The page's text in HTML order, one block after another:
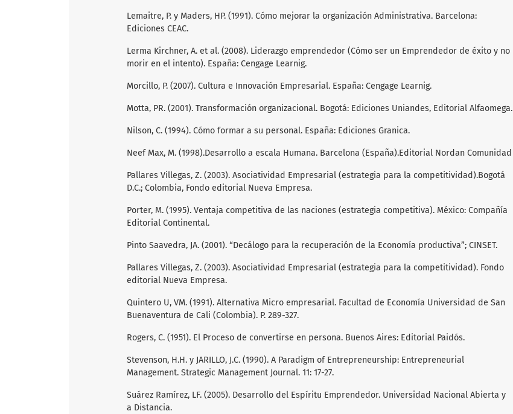
Lemaitre, P. y Maders, HP. (1991). Cómo mejorar la organización Administrativa. Barcelona:
Ediciones CEAC.
Lerma Kirchner, A. et al. (2008). Liderazgo emprendedor (Cómo ser un Emprendedor de éxito y no
morir en el intento). España: Cengage Learnig.
Morcillo, P. (2007). Cultura e Innovación Empresarial. España: Cengage Learnig.
Motta, PR. (2001). Transformación organizacional. Bogotá: Ediciones Uniandes, Editorial Alfaomega.
Nilson, C. (1994). Cómo formar a su personal. España: Ediciones Granica.
Neef Max, M. (1998).Desarrollo a escala Humana. Barcelona (España).Editorial Nordan Comunidad
Pallares Villegas, Z. (2003). Asociatividad Empresarial (estrategia para la competitividad).Bogotá
D.C.; Colombia, Fondo editorial Nueva Empresa.
Porter, M. (1995). Ventaja competitiva de las naciones (estrategia competitiva). México: Compañía
Editorial Continental.
Pinto Saavedra, JA. (2001). “Decálogo para la recuperación de la Economía productiva”; CINSET.
Pallares Villegas, Z. (2003). Asociatividad Empresarial (estrategia para la competitividad). Fondo
editorial Nueva Empresa.
Quintero U, VM. (1991). Alternativa Micro empresarial. Facultad de Economía Universidad de San
Buenaventura de Cali (Colombia). P. 289-327.
Rogers, C. (1951). El Proceso de convertirse en persona. Buenos Aires: Editorial Paidós.
Stevenson, H.H. y JARILLO, J.C. (1990). A Paradigm of Entrepreneurship: Entrepreneurial
Management. Strategic Management Journal. 11: 17-27.
Suárez Ramírez, LF. (2005). Desarrollo del Espíritu Emprendedor. Universidad Nacional Abierta y
a Distancia.